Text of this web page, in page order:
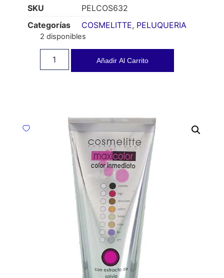
SKU
PELCOS632
Categorías
COSMELITTE, PELUQUERIA
2 disponibles
Añadir Al Carrito